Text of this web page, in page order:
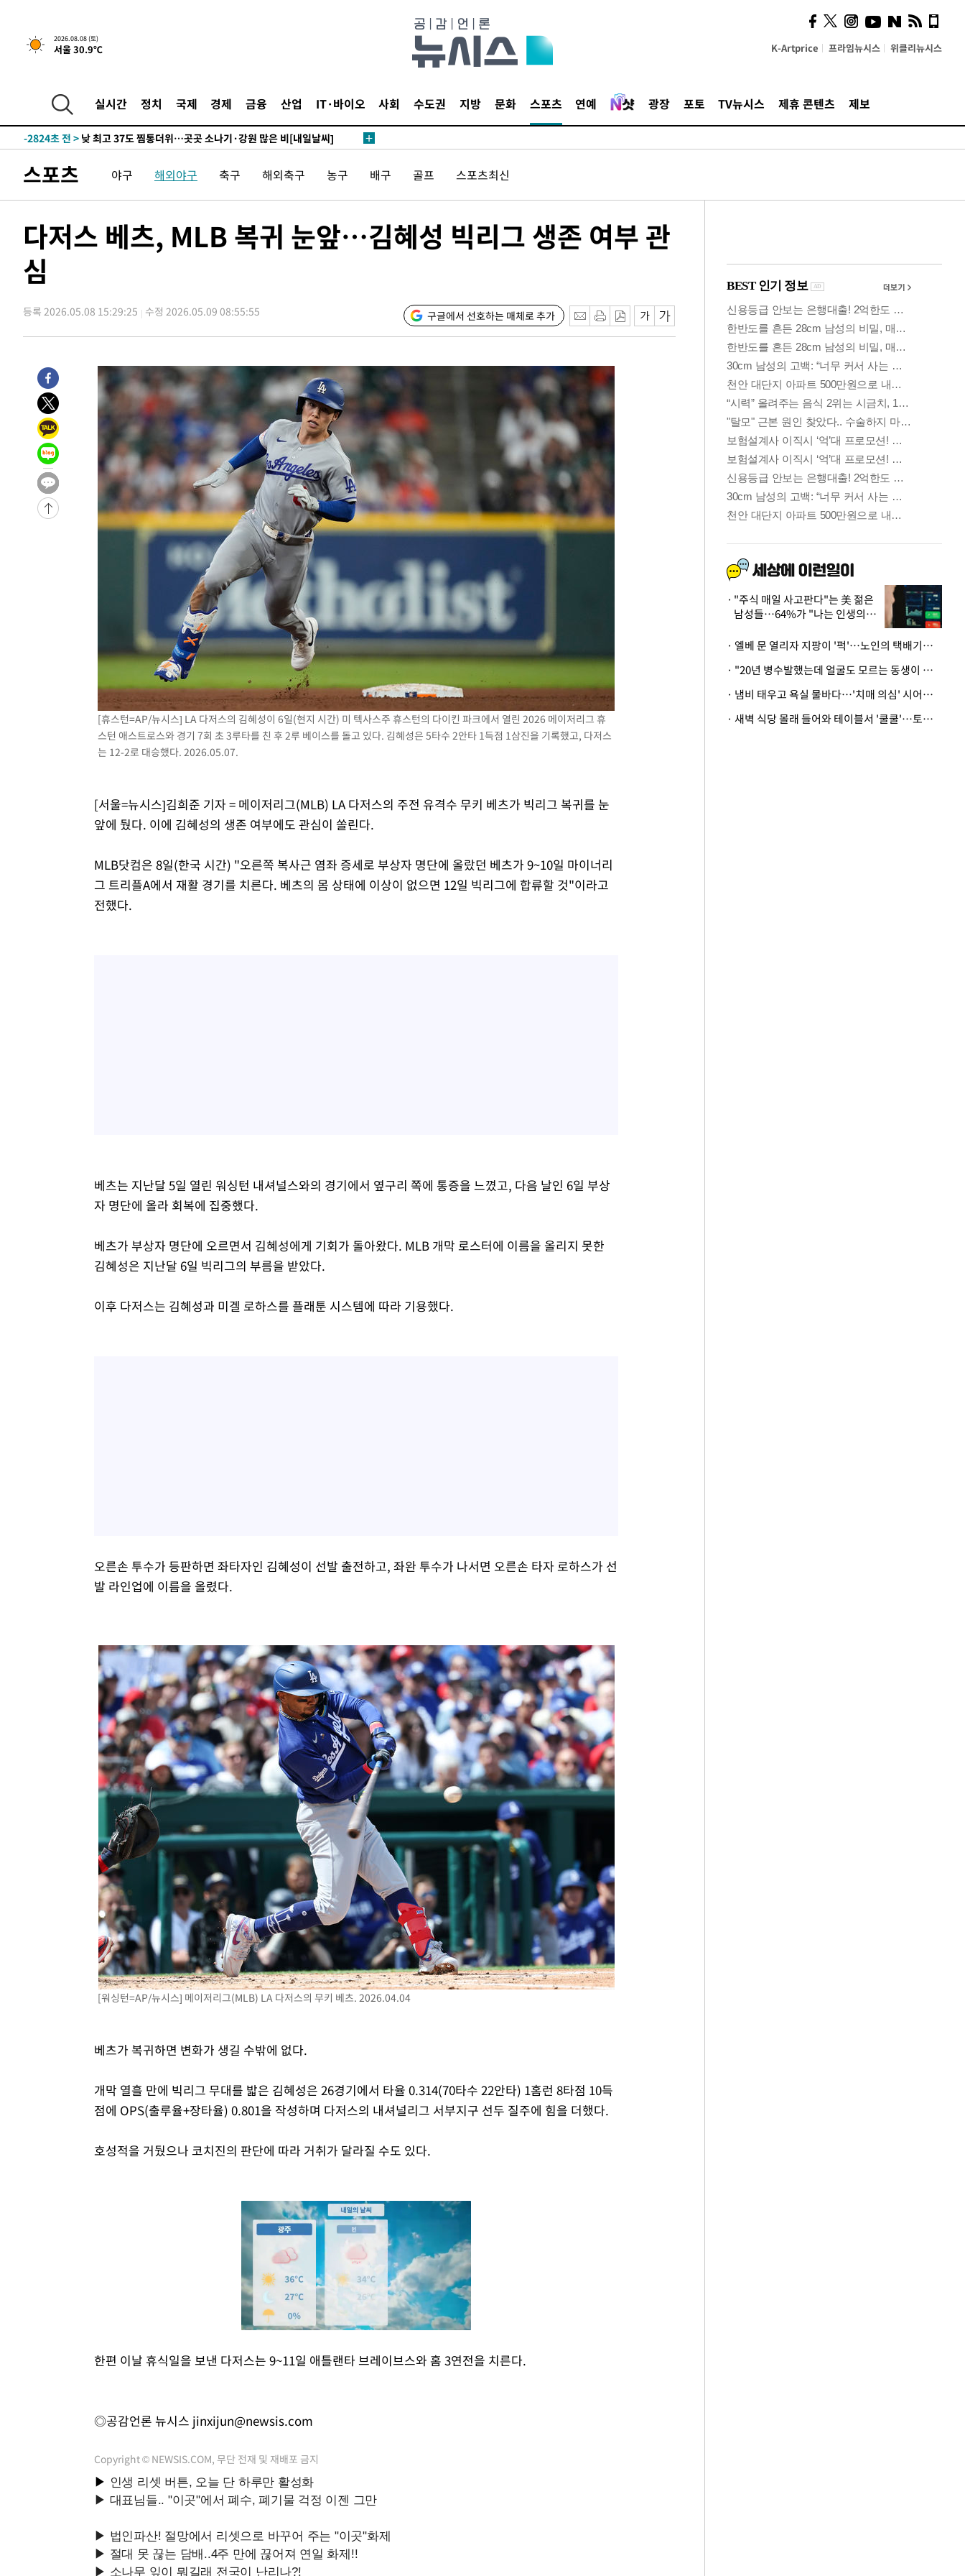
2026.08.08 (토)
서울 30.9℃ K-Artprice 프라임뉴시스 위클리뉴시스
실시간 정치 국제 경제 금융 산업 IT·바이오 사회 수도권 지방 문화 스포츠 연예 광장 포토 TV뉴시스 제휴 콘텐츠 제보
↓-14273초 전 >[속보]이 대통령 "부동산 공급 기존 사고방식 매달리지 말고 과감히
실천"
-13358초 전 >이란, "오만과 '중앙 단일 루트' 합의…북쪽 인바운드·남쪽 아웃바
-4890초 전 >
[속보]이 대통령, '호우피해' 안동·의성 관할 4개 면 특별재난지역 선
-4853초 전 >
갈 수도
-2824초 전 > 낮 최고 37도 찜통더위…곳곳 소나기·강원 많은 비[내일날씨]
응"
33분 전 >여자배구 이재영·이다영 자매, 아제르바이잔 투란VC 입단
46분 전 >외국인 심판 성 접대 7경기 들여다보니…한국 축구 '5승 2무'
51분 전 >[속보]코스피, 6200선 약보합…0.60% 내린 6258.77에 마쳐
51분 전 >
53분 전 >
2시간 전 >외신들도 주목한 韓축구 파문…"국민적 공분에 수사 재개"
2시간 전 >11시간 압수수색에 성접대 파문까지…'쑥대밭' 된 축구협회
후임
-21843초 전 >
이강인, 폭염 속 AT마드리드 첫 훈련…80명 식사 대접까지(종합)
-18982초 전 >
미 사업체 일자리, 7월에 2.3만개 순감하고 그 전 2개월 10.3만개
하향수정 (2보)
-18430초 전 >
[속보] 미 사업체, 일자리 7월에 2.3만 개 줄어…실업률은 4.1%로
-14293초 전 >
[속보]이 대통령 "부동산 공급 기존 사고방식 매달리지 말고 과감히
실천"
-13378초 전 >
이란, "오만과 '중앙 단일 루트' 합의…북쪽 인바운드·남쪽 아웃바
운드는 임시"
-4946초 전 >
"낮 기온 소폭 하락"…수도권 폭염중대경보, 폭염경보로 하향
-4910초 전 >
[속보]이 대통령, '호우피해' 안동·의성 관할 4개 면 특별재난지역 선
-4873초 전 >
[단독]중수청 지원 검사들, 정원 초과 시 낮은 계급 임용…희망지 못
낮 최고 37도 찜통더위…곳곳 소나기·강원 많은 비[내일날씨]
SK하이닉스, 용인·청주 팹에 54조 투자…"AI 메모리 수요 선제 대
여자배구 이재영·이다영 자매, 아제르바이잔 투란VC 입단
외국인 심판 성 접대 7경기 들여다보니…한국 축구 '5승 2무'
[속보]코스닥, 2.86포인트(0.36%) 내린 798.81마감
[속보]코스피, 6200선 약보합…0.60% 내린 6258.77에 마쳐
[속보]원·달러 환율, 7.7원 내린 1416.1원 마감
[속보] 노원서 40.1도 관측…서울, 2018년 이후 첫 40도
[속보]종합특검, '계엄 수용공간 확보' 신용해 前교정본부장 기소
외신들도 주목한 韓축구 파문…"국민적 공분에 수사 재개"
11시간 압수수색에 성접대 파문까지…'쑥대밭' 된 축구협회
스포츠 야구 해외야구 축구 해외축구 농구 배구 골프 스포츠최신
다저스 베츠, MLB 복귀 눈앞…김혜성 빅리그 생존 여부 관
심
등록 2026.05.08 15:29:25 수정 2026.05.09 08:55:55 구글에서 선호하는 매체로 추가
[휴스턴=AP/뉴시스] LA 다저스의 김혜성이 6일(현지 시간) 미 텍사스주 휴스턴의 다이킨 파크에서 열린 2026 메이저리그 휴
스턴 애스트로스와 경기 7회 초 3루타를 친 후 2루 베이스를 돌고 있다. 김혜성은 5타수 2안타 1득점 1삼진을 기록했고, 다저스
는 12-2로 대승했다. 2026.05.07.
[서울=뉴시스]김희준 기자 = 메이저리그(MLB) LA 다저스의 주전 유격수 무키 베츠가 빅리그 복귀를 눈
앞에 뒀다. 이에 김혜성의 생존 여부에도 관심이 쏠린다.
MLB닷컴은 8일(한국 시간) "오른쪽 복사근 염좌 증세로 부상자 명단에 올랐던 베츠가 9~10일 마이너리
그 트리플A에서 재활 경기를 치른다. 베츠의 몸 상태에 이상이 없으면 12일 빅리그에 합류할 것"이라고
전했다.
베츠는 지난달 5일 열린 워싱턴 내셔널스와의 경기에서 옆구리 쪽에 통증을 느꼈고, 다음 날인 6일 부상
자 명단에 올라 회복에 집중했다.
베츠가 부상자 명단에 오르면서 김혜성에게 기회가 돌아왔다. MLB 개막 로스터에 이름을 올리지 못한
김혜성은 지난달 6일 빅리그의 부름을 받았다.
이후 다저스는 김혜성과 미겔 로하스를 플래툰 시스템에 따라 기용했다.
오른손 투수가 등판하면 좌타자인 김혜성이 선발 출전하고, 좌완 투수가 나서면 오른손 타자 로하스가 선
발 라인업에 이름을 올렸다.
[워싱턴=AP/뉴시스] 메이저리그(MLB) LA 다저스의 무키 베츠. 2026.04.04
베츠가 복귀하면 변화가 생길 수밖에 없다.
개막 열흘 만에 빅리그 무대를 밟은 김혜성은 26경기에서 타율 0.314(70타수 22안타) 1홈런 8타점 10득
점에 OPS(출루율+장타율) 0.801을 작성하며 다저스의 내셔널리그 서부지구 선두 질주에 힘을 더했다.
호성적을 거뒀으나 코치진의 판단에 따라 거취가 달라질 수도 있다.
한편 이날 휴식일을 보낸 다저스는 9~11일 애틀랜타 브레이브스와 홈 3연전을 치른다.
◎공감언론 뉴시스 jinxijun@newsis.com
Copyright © NEWSIS.COM, 무단 전재 및 재배포 금지
시, 스마트폰 액세서리에
NFC 더했다
"주식 매일 사고판다"는 美 젊은
남성들…64%가 "나는 인생의
· 엘베 문 열리자 지팡이 '퍽'…노인의 택배기사 폭행 이유
· "20년 병수발했는데 얼굴도 모르는 동생이 유산 절반을"…배다른 형제 상속권 있을까
· 냄비 태우고 욕실 물바다…'치매 의심' 시어머니 검사 권유했다가 '날벼락'
· 새벽 식당 몰래 들어와 테이블서 '쿨쿨'…토사물 남기고 사라진 남성